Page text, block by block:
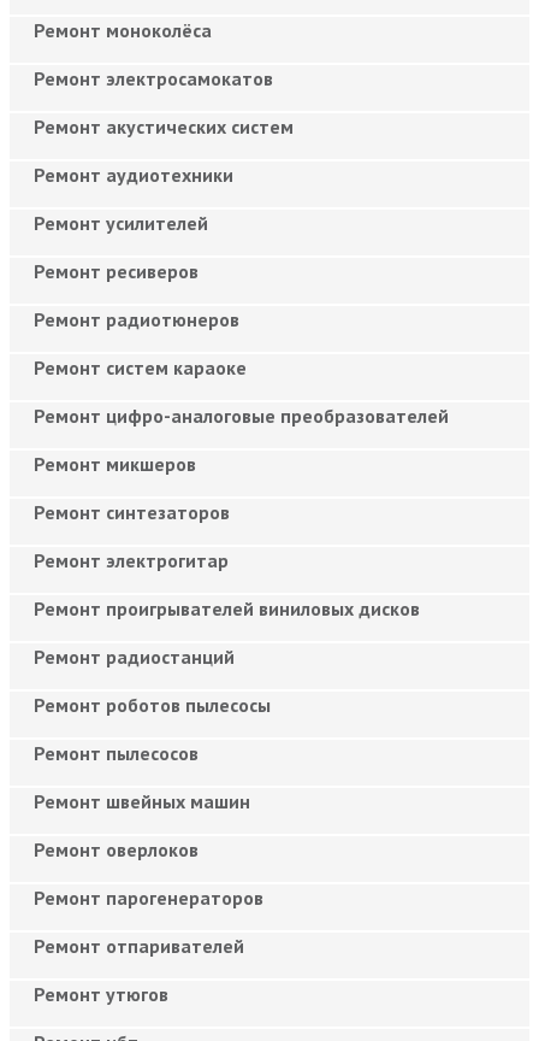
Ремонт моноколёса
Ремонт электросамокатов
Ремонт акустических систем
Ремонт аудиотехники
Ремонт усилителей
Ремонт ресиверов
Ремонт радиотюнеров
Ремонт систем караоке
Ремонт цифро-аналоговые преобразователей
Ремонт микшеров
Ремонт синтезаторов
Ремонт электрогитар
Ремонт проигрывателей виниловых дисков
Ремонт радиостанций
Ремонт роботов пылесосы
Ремонт пылесосов
Ремонт швейных машин
Ремонт оверлоков
Ремонт парогенераторов
Ремонт отпаривателей
Ремонт утюгов